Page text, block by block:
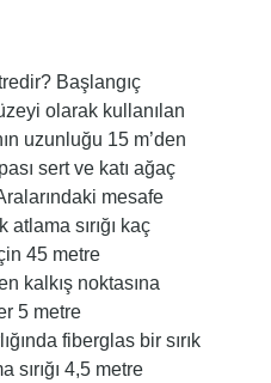
Başlangıç
olarak kullanılan
uzunluğu 15 m’den
sert ve katı ağaç
mesafe
sırığı kaç
45 metre
kalkış noktasına
5 metre
fiberglas bir sırık
sırığı 4,5 metre